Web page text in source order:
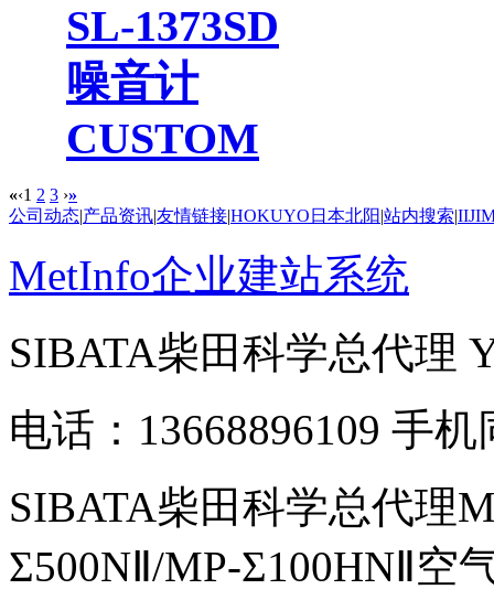
SL-1373SD
噪音计
CUSTOM
«‹1 2 3 ›»
公司动态|产品资讯|友情链接|HOKUYO日本北阳|站内搜索|
MetInfo企业建站系统
SIBATA柴田科学总代理
电话：13668896109 手机
SIBATA柴田科学总代理
Σ500NⅡ/MP-Σ100HNⅡ空